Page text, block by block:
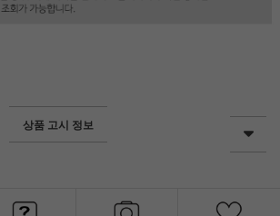
상품 고시 정보